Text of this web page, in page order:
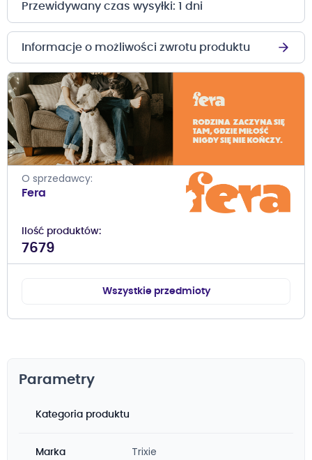
Przewidywany czas wysyłki: 1 dni
Informacje o możliwości zwrotu produktu
O sprzedawcy
Fera
Ilość produktów
7679
Wszystkie przedmioty
Parametry
Kategoria produktu
Marka Trixie